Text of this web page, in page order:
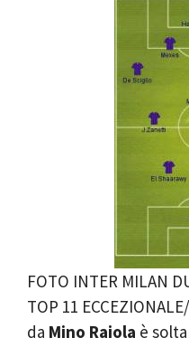
FOTO INTER MILAN
TOP 11
da Mino Raiola è